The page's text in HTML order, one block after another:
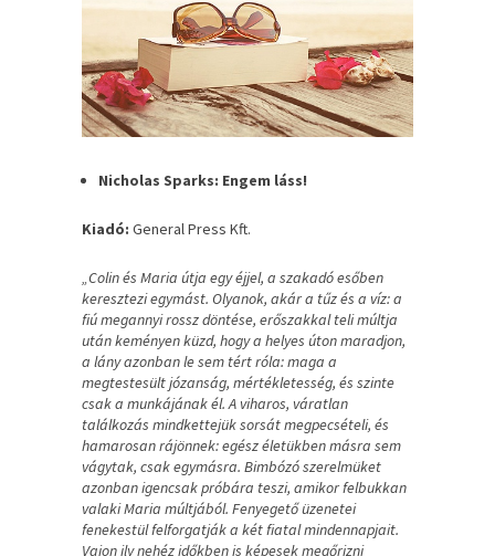
Nicholas Sparks: Engem láss!
Kiadó: General Press Kft.
„Colin és Maria útja egy éjjel, a szakadó esőben
keresztezi egymást. Olyanok, akár a tűz és a víz: a
fiú megannyi rossz döntése, erőszakkal teli múltja
után keményen küzd, hogy a helyes úton maradjon,
a lány azonban le sem tért róla: maga a
megtestesült józanság, mértékletesség, és szinte
csak a munkájának él. A viharos, váratlan
találkozás mindkettejük sorsát megpecsételi, és
hamarosan rájönnek: egész életükben másra sem
vágytak, csak egymásra. Bimbózó szerelmüket
azonban igencsak próbára teszi, amikor felbukkan
valaki Maria múltjából. Fenyegető üzenetei
fenekestül felforgatják a két fiatal mindennapjait.
Vajon ily nehéz időkben is képesek megőrizni